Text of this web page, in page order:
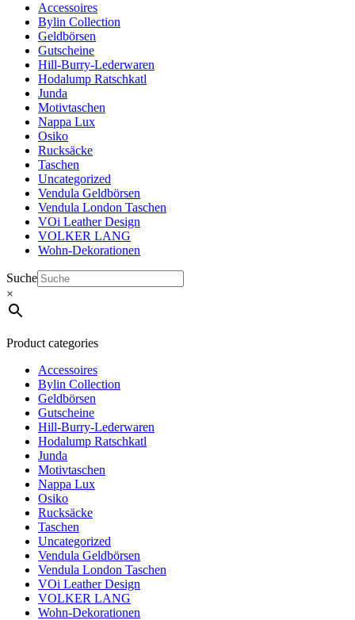
Accessoires
Bylin Collection
Geldbörsen
Gutscheine
Hill-Burry-Lederwaren
Hodalump Ratschkatl
Junda
Motivtaschen
Nappa Lux
Osiko
Rucksäcke
Taschen
Uncategorized
Vendula Geldbörsen
Vendula London Taschen
VOi Leather Design
VOLKER LANG
Wohn-Dekorationen
Suche
×
Product categories
Accessoires
Bylin Collection
Geldbörsen
Gutscheine
Hill-Burry-Lederwaren
Hodalump Ratschkatl
Junda
Motivtaschen
Nappa Lux
Osiko
Rucksäcke
Taschen
Uncategorized
Vendula Geldbörsen
Vendula London Taschen
VOi Leather Design
VOLKER LANG
Wohn-Dekorationen